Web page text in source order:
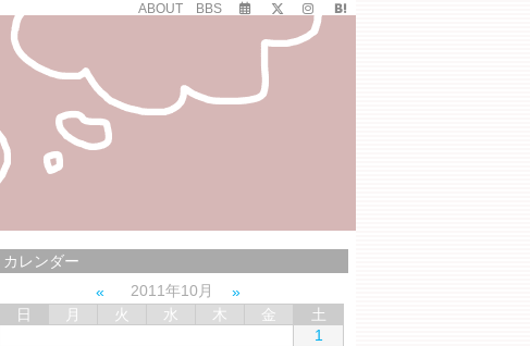
ABOUT BBS
カレンダー
2011年10月
日
月 火 水 木 金
土
1